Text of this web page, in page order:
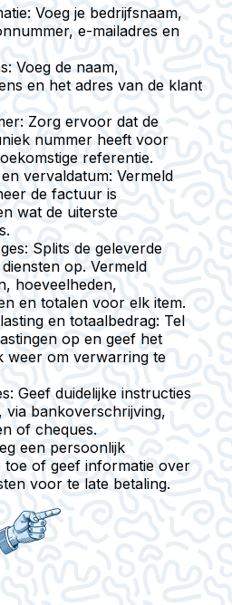
: Voeg je bedrijfsnaam,
e-mailadres en
: Voeg de naam,
en het adres van de klant
: Zorg ervoor dat de
nummer heeft voor
referentie.
vervaldatum: Vermeld
de factuur is
wat de uiterste
: Splits de geleverde
op. Vermeld
hoeveelheden,
en totalen voor elk item.
en totaalbedrag: Tel
op en geef het
weer om verwarring te
: Geef duidelijke instructies
via bankoverschrijving,
of cheques.
een persoonlijk
toe of geef informatie over
voor te late betaling.